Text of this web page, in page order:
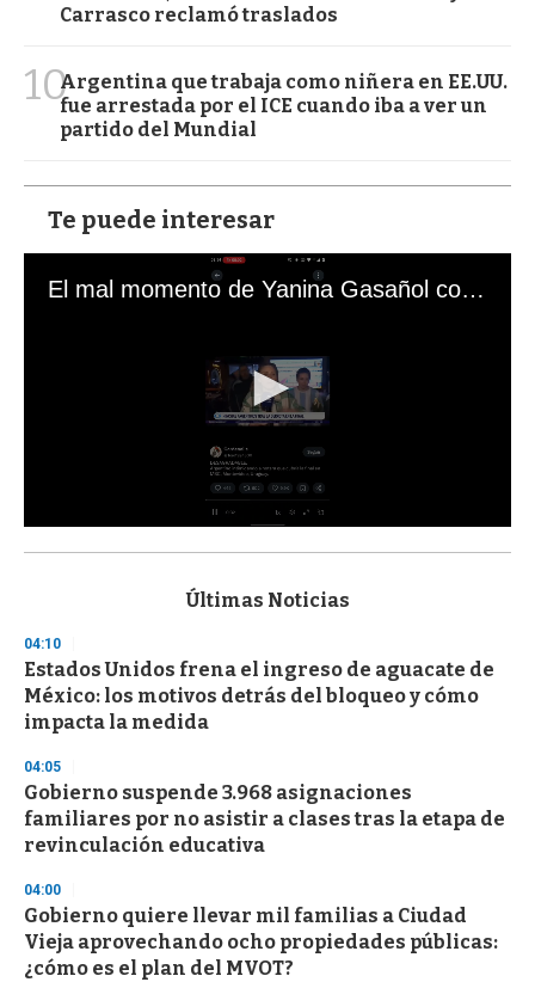
Carrasco reclamó traslados
10Argentina que trabaja como niñera en EE.UU.
fue arrestada por el ICE cuando iba a ver un
partido del Mundial
Te puede interesar
El mal momento de Yanina Gasañol con un hincha argentino en "Subrayado"
s
d
s
o
f
3
s
e
c
o
n
s
Últimas Noticias
04:10
Estados Unidos frena el ingreso de aguacate de
México: los motivos detrás del bloqueo y cómo
impacta la medida
04:05
Gobierno suspende 3.968 asignaciones
familiares por no asistir a clases tras la etapa de
revinculación educativa
04:00
Gobierno quiere llevar mil familias a Ciudad
Vieja aprovechando ocho propiedades públicas:
¿cómo es el plan del MVOT?